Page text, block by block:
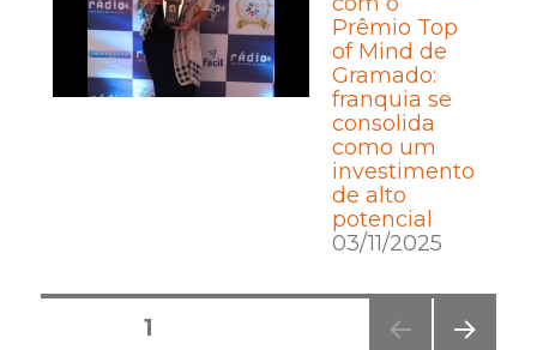
Prêmio Top
of Mind de
Gramado:
franquia se
consolida
como um
investimento
de alto
potencial
03/11/2025
Posts
PÁGINA1